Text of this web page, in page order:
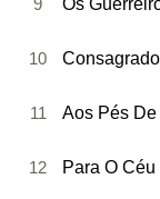
9 Os
10
11 Aos Pés
12 Para O